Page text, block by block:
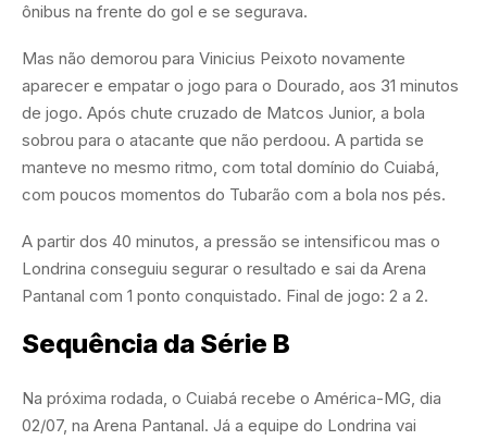
ônibus na frente do gol e se segurava.
Mas não demorou para Vinicius Peixoto novamente
aparecer e empatar o jogo para o Dourado, aos 31 minutos
de jogo. Após chute cruzado de Matcos Junior, a bola
sobrou para o atacante que não perdoou. A partida se
manteve no mesmo ritmo, com total domínio do Cuiabá,
com poucos momentos do Tubarão com a bola nos pés.
A partir dos 40 minutos, a pressão se intensificou mas o
Londrina conseguiu segurar o resultado e sai da Arena
Pantanal com 1 ponto conquistado. Final de jogo: 2 a 2.
Sequência da Série B
Na próxima rodada, o Cuiabá recebe o América-MG, dia
02/07, na Arena Pantanal. Já a equipe do Londrina vai